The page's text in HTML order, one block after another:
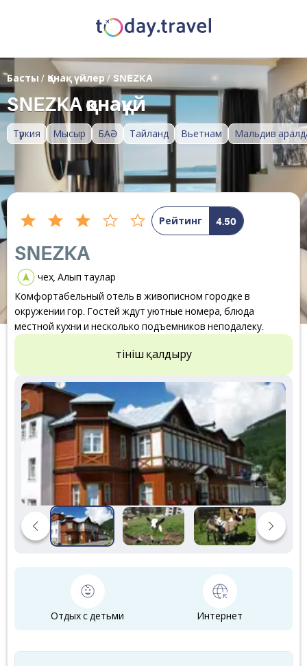
Түркия Мысыр БАӘ Тайланд Вьетнам Мальдив
Басты / Қонақ үйлер/ SNEZKA
SNEZKA қонақүй
Рейтинг 4.50
SNEZKA
чех, Алып таулар
Комфортабельный отель в живописном городке в
окружении гор. Гостей ждут уютные номера, блюда
местной кухни и несколько подъемников неподалеку.
Өтініш қалдыру
Отдых с детьми Интернет